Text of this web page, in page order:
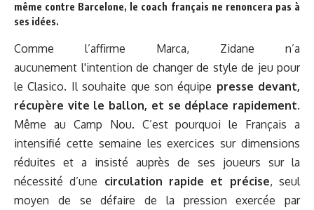
même contre Barcelone, le coach français ne renoncera pas à
ses idées.
Comme l’affirme Marca, Zidane n’a
aucunement l'intention de changer de style de jeu pour
le Clasico. Il souhaite que son équipe presse devant,
récupère vite le ballon, et se déplace rapidement.
Même au Camp Nou. C’est pourquoi le Français a
intensifié cette semaine les exercices sur dimensions
réduites et a insisté auprès de ses joueurs sur la
nécessité d’une circulation rapide et précise, seul
moyen de se défaire de la pression exercée par